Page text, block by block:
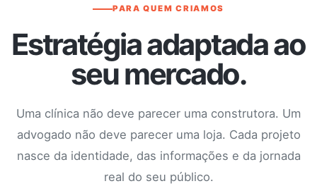
PARA QUEM CRIAMOS
Estratégia adaptada ao
seu mercado.
Uma clínica não deve parecer uma construtora. Um
advogado não deve parecer uma loja. Cada projeto
nasce da identidade, das informações e da jornada
real do seu público.